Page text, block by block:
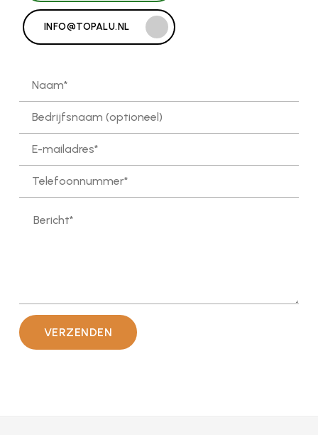
INFO@TOPALU.NL
Gelieve dit veld leeg te laten.